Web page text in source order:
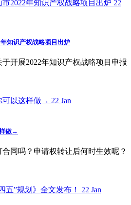
22
知识产权战略项目出炉
开展2022年知识产权战略项目申报
22 Jan
做→
同吗？申请权转让后何时生效呢？
22 Jan